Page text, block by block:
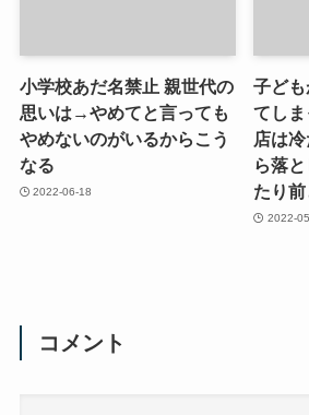
小学校あだ名禁止 親世代の
思いは→やめてと言っても
やめないのがいるからこう
なる
2022-06-18
子ど
てし
店は
ら落
たり
2022-
コメント